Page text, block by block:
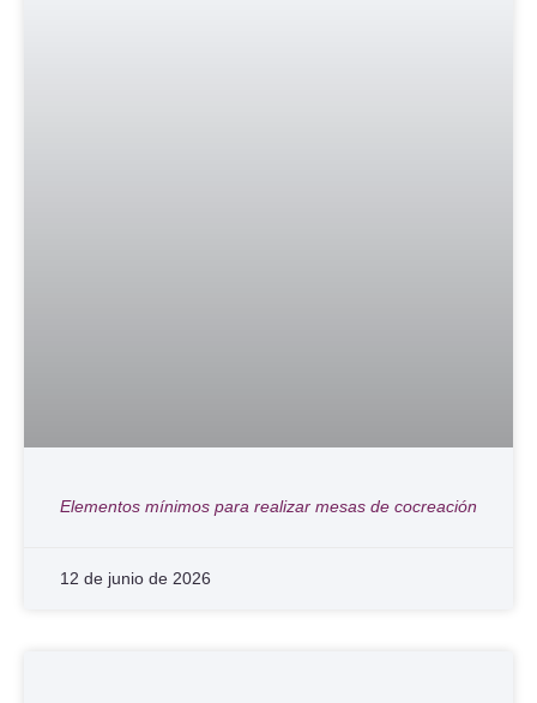
Elementos mínimos para realizar mesas de cocreación
12 de junio de 2026